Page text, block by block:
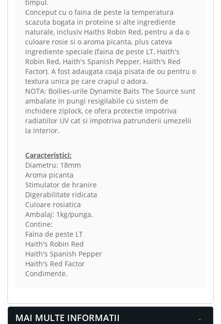
timpul.
Conceput cu o faina de peste la temperatura
scazuta bogata in proteine si alte ingrediente
naturale, inclusiv Haiths Robin Red, pentru a da o
culoare rosie si o aroma picanta, plus cateva
ingrediente speciale (faina de peste LT, Haith's
Robin Red, Haith's Spanish Pepper, Haith's Red
Factor). A fost adaugata coaja pisata de ou pentru o
textura unica pe care crapul o adora.
NOTA: Boilies-urile Dynamite Baits The Source sunt
ambalate in pungi resigilabile cu sistem de
inchidere ziplock, ce ofera protectie impotriva
radiatiilor UV cat si impotriva patrunderii umezelii
la interior.
Caracteristici:
Diametru: 18mm
Aroma picanta
Stimulator de hranire
Digerabilitate ridicata
Culoare rosiatica
Ambalaj: 1kg/punga.
Contine:
Faina de peste LT
Haith's Robin Red
Haith's Spanish Pepper
Haith's Red Factor
Condimente.
MAI MULTE INFORMATII